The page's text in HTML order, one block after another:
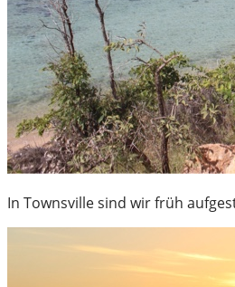
In Townsville sind wir früh